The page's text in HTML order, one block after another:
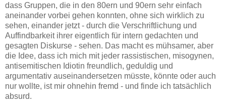
dass Gruppen, die in den 80ern und 90ern sehr einfach
aneinander vorbei gehen konnten, ohne sich wirklich zu
sehen, einander jetzt - durch die Verschriftlichung und
Auffindbarkeit ihrer eigentlich für intern gedachten und
gesagten Diskurse - sehen. Das macht es mühsamer, aber
die Idee, dass ich mich mit jeder rassistischen, misogynen,
antisemitischen Idiotin freundlich, geduldig und
argumentativ auseinandersetzen müsste, könnte oder auch
nur wollte, ist mir ohnehin fremd - und finde ich tatsächlich
absurd.